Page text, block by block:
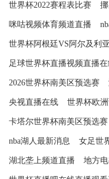
世界杯2022赛程表比赛
咪咕视频体育频道直播
世界杯阿根廷VS阿尔及利
足球世界杯直播视频直播
2026世界杯南美区预选赛
央视直播在线 世界杯欧
卡塔尔世界杯南美区预选赛
nba湖人最新消息 女足世
湖北垄上频道直播 地方